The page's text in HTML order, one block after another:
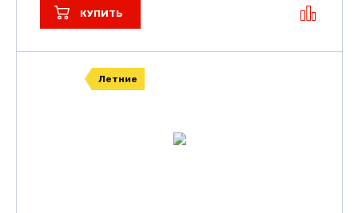
КУПИТЬ
Летние